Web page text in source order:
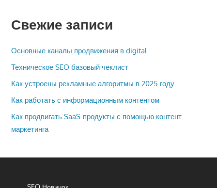
Свежие записи
Основные каналы продвижения в digital
Техническое SEO базовый чеклист
Как устроены рекламные алгоритмы в 2025 году
Как работать с информационным контентом
Как продвигать SaaS-продукты с помощью контент-
маркетинга